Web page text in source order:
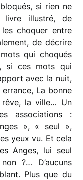
si rien ne
livre illustré, de
choquer entre
de décrire
qui choqués
si ces mots qui
avec la nuit,
La bonne
rêve, la ville… Un
associations :
», « seul »,
yeux vu. Et cela
Anges, lui seul
?… D’aucuns
Plus que du